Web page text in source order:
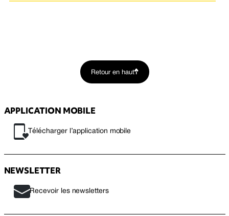
Retour en haut
APPLICATION MOBILE
Télécharger l’application mobile
NEWSLETTER
Recevoir les newsletters